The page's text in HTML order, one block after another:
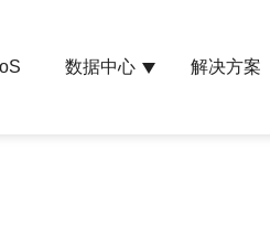
数据中心 解决方案